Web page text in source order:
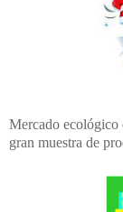
Mercado ecológico
gran muestra de